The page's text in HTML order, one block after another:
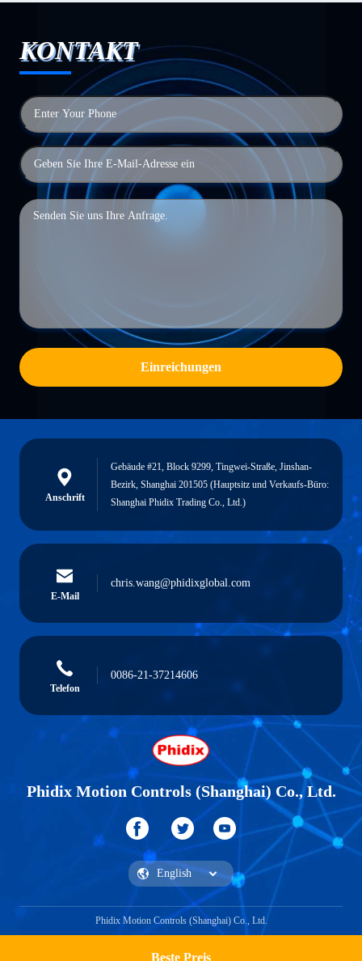
Beste Preis
KONTAKT
Einreichungen
Anschrift
Gebäude #21, Block 9299, Tingwei-Straße, Jinshan-
Bezirk, Shanghai 201505 (Hauptsitz und Verkaufs-Büro:
Shanghai Phidix Trading Co., Ltd.)
E-Mail
chris.wang@phidixglobal.com
Telefon
0086-21-37214606
Phidix Motion Controls (Shanghai) Co., Ltd.
Phidix Motion Controls (Shanghai) Co., Ltd.